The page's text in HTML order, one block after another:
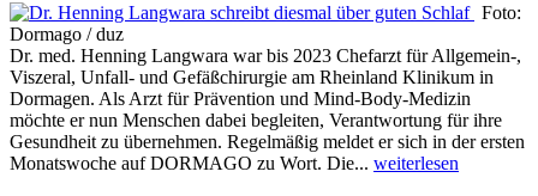
Foto:
Dormago / duz
Dr. med. Henning Langwara war bis 2023 Chefarzt für Allgemein-,
Viszeral, Unfall- und Gefäßchirurgie am Rheinland Klinikum in
Dormagen. Als Arzt für Prävention und Mind-Body-Medizin
möchte er nun Menschen dabei begleiten, Verantwortung für ihre
Gesundheit zu übernehmen. Regelmäßig meldet er sich in der ersten
Monatswoche auf DORMAGO zu Wort. Die... weiterlesen